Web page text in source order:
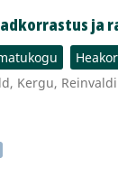
ja
Kergu, Reinvaldi